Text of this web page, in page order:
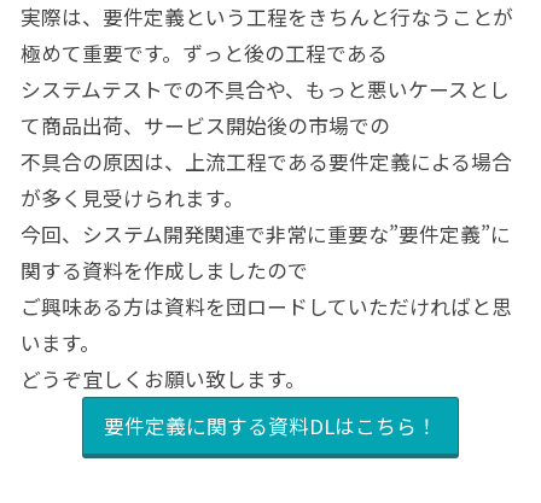
実際は、要件定義という工程をきちんと行なうことが
極めて重要です。ずっと後の工程である
システムテストでの不具合や、もっと悪いケースとし
て商品出荷、サービス開始後の市場での
不具合の原因は、上流工程である要件定義による場合
が多く見受けられます。
今回、システム開発関連で非常に重要な”要件定義”に
関する資料を作成しましたので
ご興味ある方は資料を団ロードしていただければと思
います。
どうぞ宜しくお願い致します。
要件定義に関する資料DLはこちら！